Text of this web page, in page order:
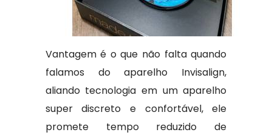
Vantagem é o que não falta quando
falamos do aparelho Invisalign,
aliando tecnologia em um aparelho
super discreto e confortável, ele
promete tempo reduzido de